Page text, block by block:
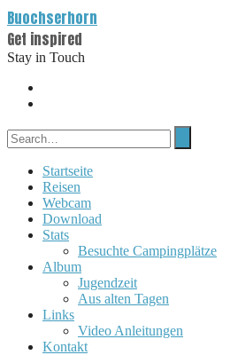
Buochserhorn
Get inspired
Stay in Touch
Startseite
Reisen
Webcam
Download
Stats
Besuchte Campingplätze
Album
Jugendzeit
Aus alten Tagen
Links
Video Anleitungen
Kontakt